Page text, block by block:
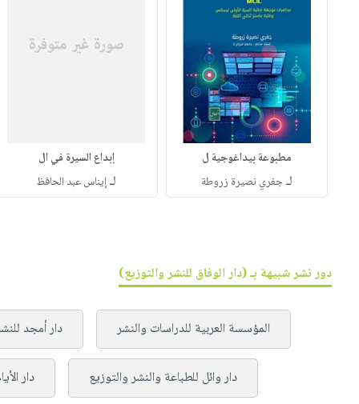
مطبوعة بيداغوجية ل
لـجغري نصيرة زروطة
إبداع السيرة في ال
لـإيناس عبد الحافظ
دور نشر شبيهة بـ (دار الوفاق للنشر والتوزيع)
المؤسسة العربية للدراسات والنشر دار أمجد
دار وائل للطباعة والنشر والتوزيع دار